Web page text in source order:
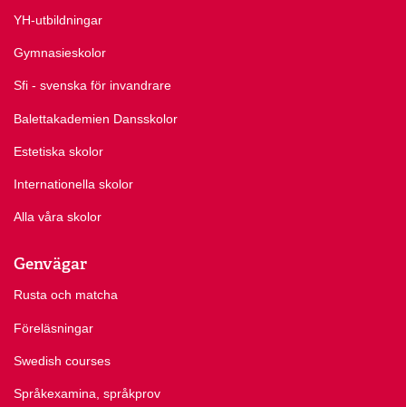
YH-utbildningar
Gymnasieskolor
Sfi - svenska för invandrare
Balettakademien Dansskolor
Estetiska skolor
Internationella skolor
Alla våra skolor
Genvägar
Rusta och matcha
Föreläsningar
Swedish courses
Språkexamina, språkprov